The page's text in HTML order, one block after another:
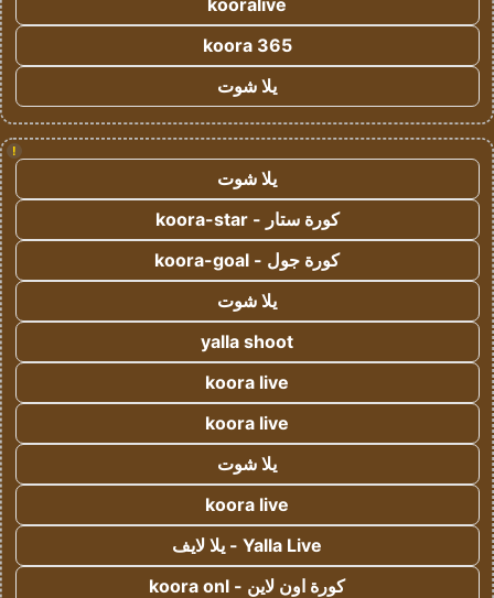
kooralive
koora 365
يلا شوت
!
يلا شوت
كورة ستار - koora-star
كورة جول - koora-goal
يلا شوت
yalla shoot
koora live
koora live
يلا شوت
koora live
Yalla Live - يلا لايف
كورة اون لاين - koora onl